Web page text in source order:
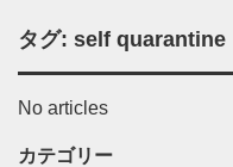
タグ: self quarantine
No articles
カテゴリー